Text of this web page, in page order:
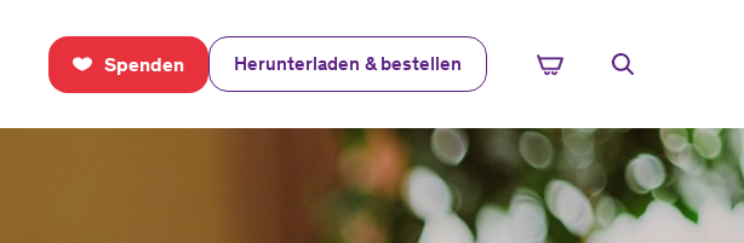
Spenden Herunterladen & bestellen